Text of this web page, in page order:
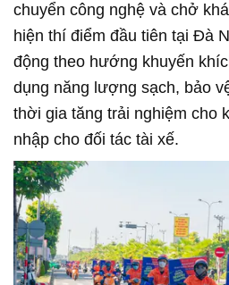
chuyển công nghệ và chở
hiện thí điểm đầu tiên tại Đà
động theo hướng khuyến
dụng năng lượng sạch, bảo
thời gia tăng trải nghiệm cho
nhập cho đối tác tài xế.